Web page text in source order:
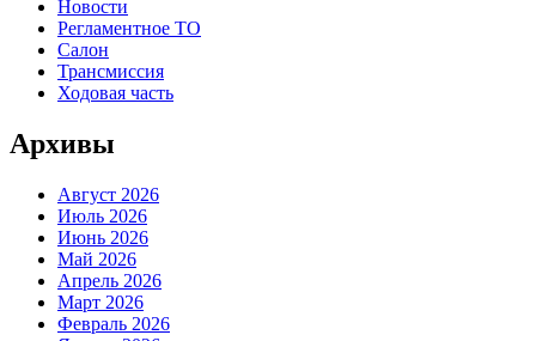
Новости
Регламентное ТО
Салон
Трансмиссия
Ходовая часть
Архивы
Август 2026
Июль 2026
Июнь 2026
Май 2026
Апрель 2026
Март 2026
Февраль 2026